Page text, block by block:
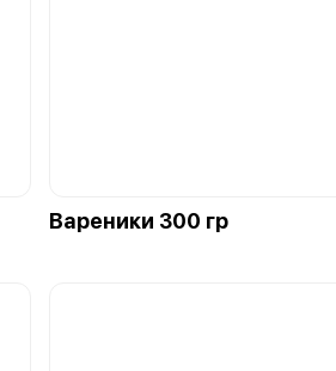
Вареники 300 гр